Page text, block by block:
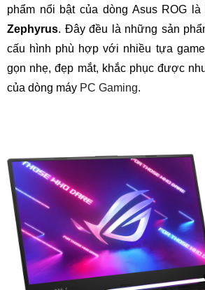
phẩm nổi bật của dòng Asus ROG là
Zephyrus. Đây đều là những sản
cấu hình phù hợp với nhiều tựa
gọn nhẹ, đẹp mắt, khắc phục được
của dòng máy PC Gaming.